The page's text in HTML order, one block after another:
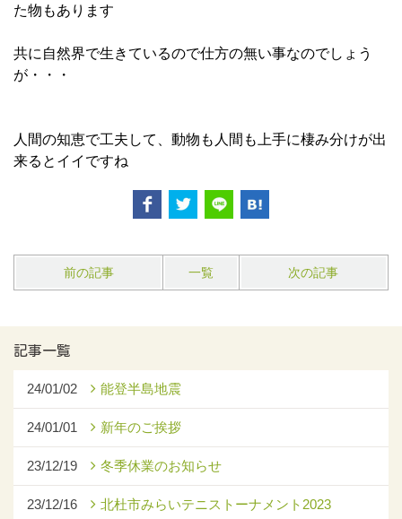
た物もあります
共に自然界で生きているので仕方の無い事なのでしょう
が・・・
人間の知恵で工夫して、動物も人間も上手に棲み分けが出
来るとイイですね
前の記事 一覧 次の記事
記事一覧
24/01/02 能登半島地震
24/01/01 新年のご挨拶
23/12/19 冬季休業のお知らせ
23/12/16 北杜市みらいテニストーナメント2023